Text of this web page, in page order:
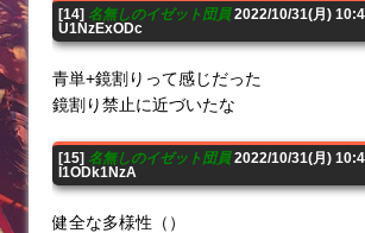
[14] 名無しのイゼット団員2022/10/31(月)
U1NzExODc
青単+鏡割りって感じだった
鏡割り禁止に近づいたな
[15] 名無しのイゼット団員2022/10/31(月)
I1ODk1NzA
健全な多様性（）